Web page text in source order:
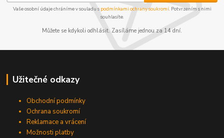
Vaše osobní údaje chráníme v souladu s podmínkami ochrany soukromí. Potvrzením s nimi
souhlasíte.
Můžete se kdykoli odhlásit. Zasíláme jednou za 14 dní.
Užitečné odkazy
Obchodní podmínky
Ochrana soukromí
Reklamace a vrácení
Možnosti platby